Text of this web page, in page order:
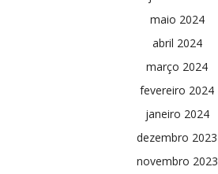
maio 2024
abril 2024
março 2024
fevereiro 2024
janeiro 2024
dezembro 2023
novembro 2023